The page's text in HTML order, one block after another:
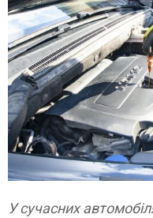
У сучасних